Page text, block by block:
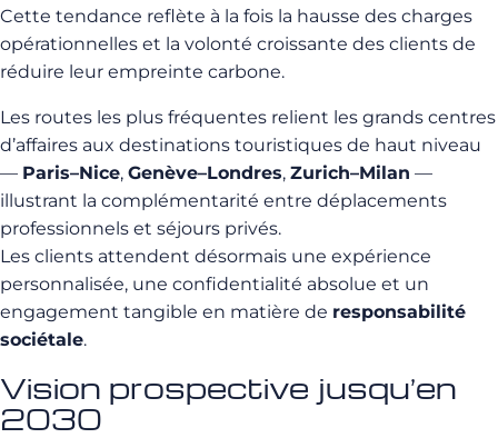
Cette tendance reflète à la fois la hausse des charges
opérationnelles et la volonté croissante des clients de
réduire leur empreinte carbone.
Les routes les plus fréquentes relient les grands centres
d’affaires aux destinations touristiques de haut niveau
— Paris–Nice, Genève–Londres, Zurich–Milan —
illustrant la complémentarité entre déplacements
professionnels et séjours privés.
Les clients attendent désormais une expérience
personnalisée, une confidentialité absolue et un
engagement tangible en matière de responsabilité
sociétale.
Vision prospective jusqu’en
2030